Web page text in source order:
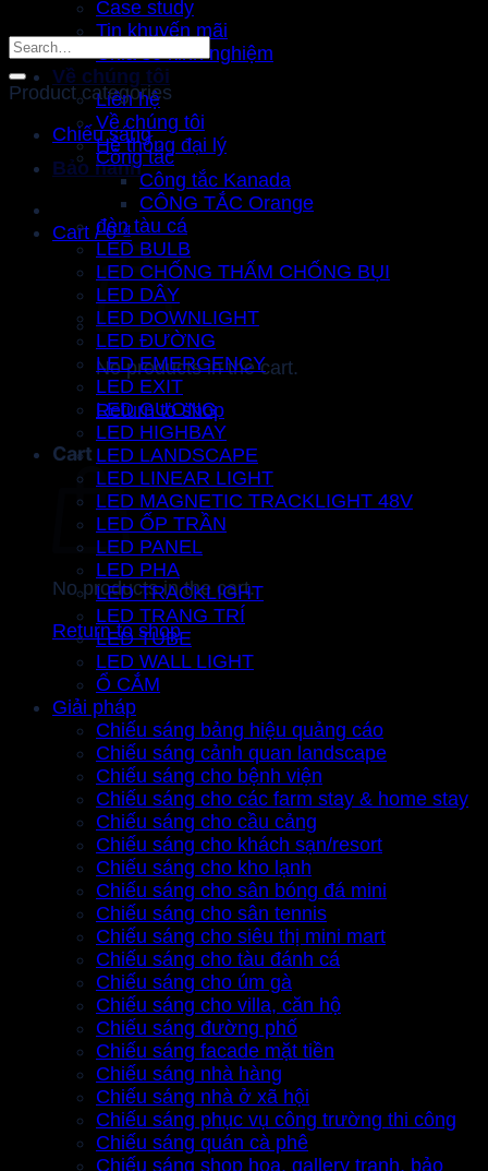
Case study
Tin khuyến mãi
Chia sẻ kinh nghiệm
Về chúng tôi
Liên hệ
Về chúng tôi
Hệ thống đại lý
Bảo hành
Cart /0₫
No products in the cart.
Return to shop
Cart
No products in the cart.
Return to shop
Search
Product categories
Chiếu sáng
Công tắc
Công tắc Kanada
CÔNG TẮC Orange
đèn tàu cá
LED BULB
LED CHỐNG THẤM CHỐNG BỤI
LED DÂY
LED DOWNLIGHT
LED ĐƯỜNG
LED EMERGENCY
LED EXIT
LED GƯƠNG
LED HIGHBAY
LED LANDSCAPE
LED LINEAR LIGHT
LED MAGNETIC TRACKLIGHT 48V
LED ỐP TRẦN
LED PANEL
LED PHA
LED TRACKLIGHT
LED TRANG TRÍ
LED TUBE
LED WALL LIGHT
Ổ CẮM
Giải pháp
Chiếu sáng bảng hiệu quảng cáo
Chiếu sáng cảnh quan landscape
Chiếu sáng cho bệnh viện
Chiếu sáng cho các farm stay & home stay
Chiếu sáng cho cầu cảng
Chiếu sáng cho khách sạn/resort
Chiếu sáng cho kho lạnh
Chiếu sáng cho sân bóng đá mini
Chiếu sáng cho sân tennis
Chiếu sáng cho siêu thị mini mart
Chiếu sáng cho tàu đánh cá
Chiếu sáng cho úm gà
Chiếu sáng cho villa, căn hộ
Chiếu sáng đường phố
Chiếu sáng facade mặt tiền
Chiếu sáng nhà hàng
Chiếu sáng nhà ở xã hội
Chiếu sáng phục vụ công trường thi công
Chiếu sáng quán cà phê
Chiếu sáng shop hoa, gallery tranh, bảo